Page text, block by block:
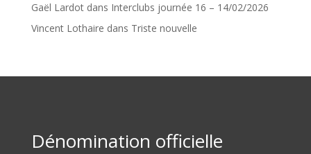
Gaël Lardotdans Interclubs journée 16 – 14/02/2026
Vincent Lothaire dans Triste nouvelle
Dénomination officielle